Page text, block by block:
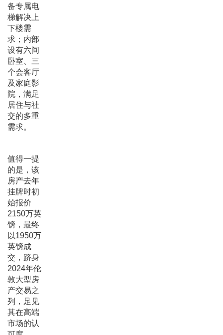
备专属电
梯解决上
下楼需
求；内部
设有六间
卧室、三
个会客厅
及家庭影
院，满足
居住与社
交的多重
需求。
值得一提
的是，该
房产去年
挂牌时初
始报价
2150万英
镑，最终
以1950万
英镑成
交，跻身
2024年伦
敦大型房
产交易之
列，足见
其在高端
市场的认